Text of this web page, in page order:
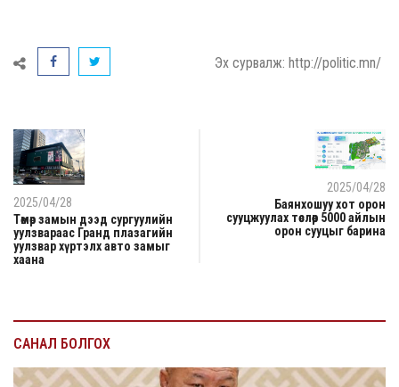
Эх сурвалж: http://politic.mn/
2025/04/28
Төмөр замын дээд сургуулийн
уулзвараас Гранд плазагийн
уулзвар хүртэлх авто замыг
хаана
2025/04/28
Баянхошуу хот орон
сууцжуулах төслөөр 5000 айлын
орон сууцыг барина
САНАЛ БОЛГОХ